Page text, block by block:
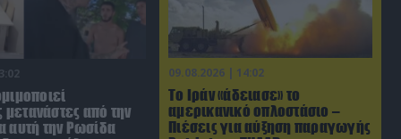
09.08.2026 | 14:02
Το Ιράν «άδειασε» το
αμερικανικό οπλοστάσιο –
Πιέσεις για αύξηση παραγωγής
από την
αυτή την Ρωσίδα